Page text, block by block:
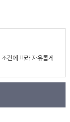
조건에 따라 자유롭게